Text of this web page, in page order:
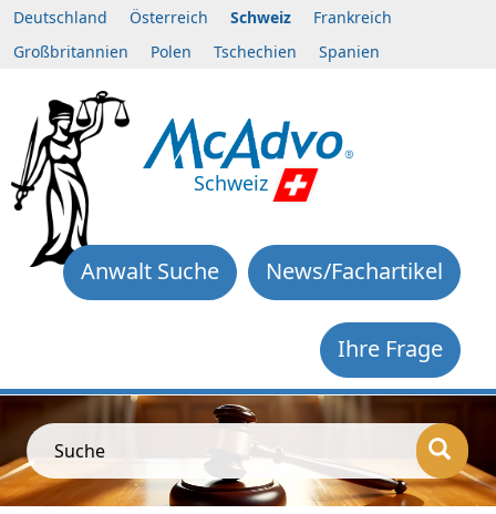
Deutschland Österreich Schweiz
Frankreich
Großbritannien
Polen Tschechien Spanien
Schweiz
News/Fachartikel
Anwalt Suche
Ihre Frage
Suche